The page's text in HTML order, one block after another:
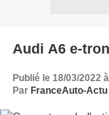
Audi A6 e-
Publié le 18/03/2022
Par FranceAuto-Actu